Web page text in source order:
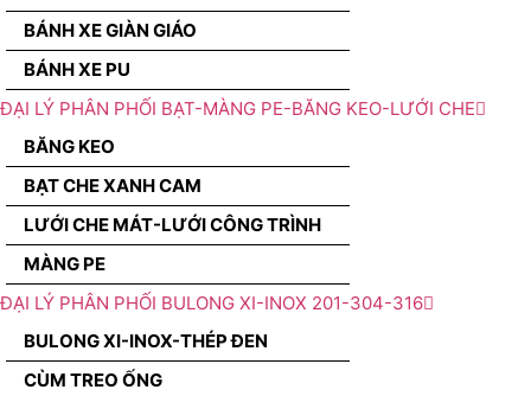
BÁNH XE GIÀN GIÁO
BÁNH XE PU
ĐẠI LÝ PHÂN PHỐI BẠT-MÀNG PE-BĂNG KEO-LƯỚI CHE
BĂNG KEO
BẠT CHE XANH CAM
LƯỚI CHE MÁT-LƯỚI CÔNG TRÌNH
MÀNG PE
ĐẠI LÝ PHÂN PHỐI BULONG XI-INOX 201-304-316
BULONG XI-INOX-THÉP ĐEN
CÙM TREO ỐNG